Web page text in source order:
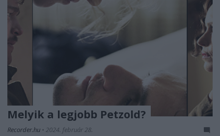
Melyik a legjobb Petzold?
Recorder.hu • 2024. február 28.